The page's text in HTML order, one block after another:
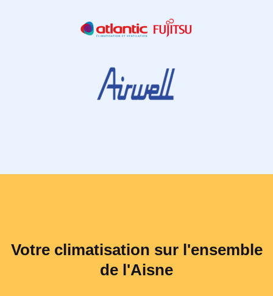
Votre climatisation sur l'ensemble
de l'Aisne